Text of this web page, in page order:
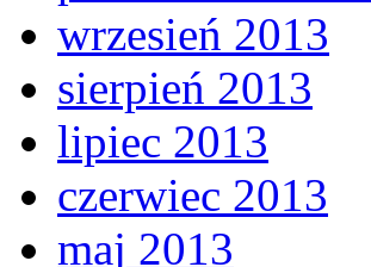
wrzesień 2013
sierpień 2013
lipiec 2013
czerwiec 2013
maj 2013